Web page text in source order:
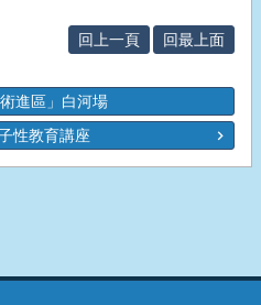
回上一頁 回最上面
術進區」白河場
性教育講座